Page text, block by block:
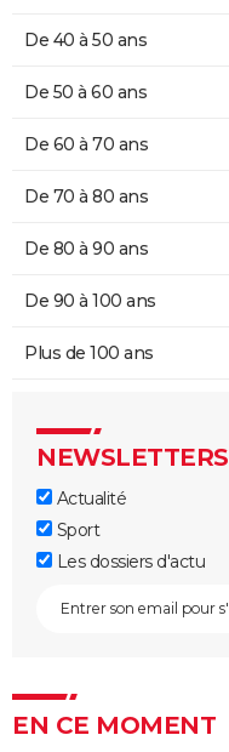
De 40 à 50 ans
De 50 à 60 ans
De 60 à 70 ans
De 70 à 80 ans
De 80 à 90 ans
De 90 à 100 ans
Plus de 100 ans
NEWSLETTERS
Actualité
Sport
Les dossiers d'actu
EN CE MOMENT